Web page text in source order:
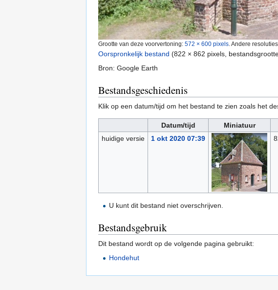
Grootte van deze voorvertoning: 572 × 600 pixels Andere
Oorspronkelijk bestand (822 × 862 pixels,
Bron: Google Earth
Bestandsgeschiedenis
Klik op een datum/tijd om het bestand te zien zoals het
Datum/tijd Miniatuur
huidige versie
1 okt 2020 07:39
U kunt dit bestand niet overschrijven.
Bestandsgebruik
Dit bestand wordt op de volgende pagina gebruikt:
Hondehut